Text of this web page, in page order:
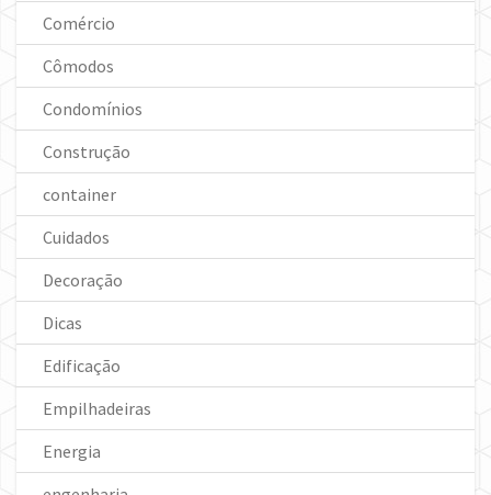
Comércio
Cômodos
Condomínios
Construção
container
Cuidados
Decoração
Dicas
Edificação
Empilhadeiras
Energia